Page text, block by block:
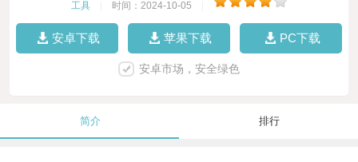
工具 时间：2024-10-05
安卓下载 苹果下载 PC下载
安卓市场，安全绿色
简介 排行